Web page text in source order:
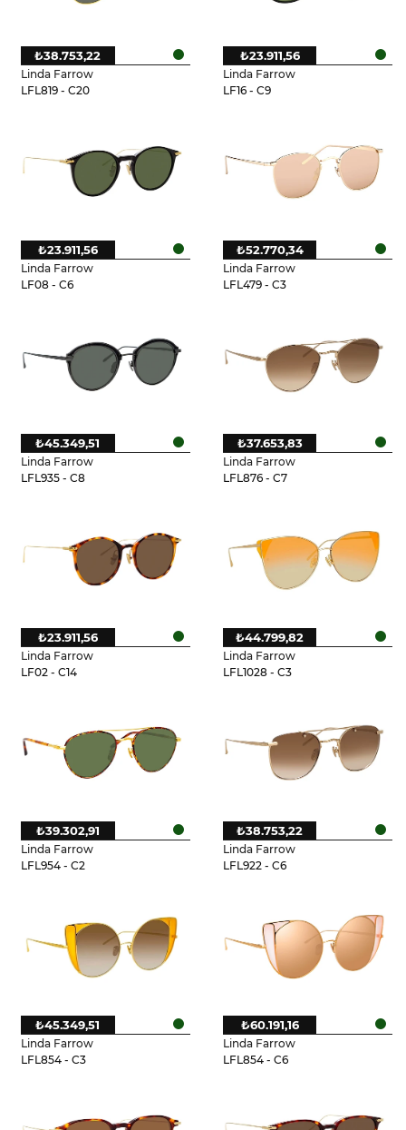
Linda Farrow
LFL819 - C20
₺38.753,22
Linda Farrow
LF16 - C9
₺23.911,56
Linda Farrow
LF08 - C6
₺23.911,56
Linda Farrow
LFL479 - C3
₺52.770,34
Linda Farrow
LFL935 - C8
₺45.349,51
Linda Farrow
LFL876 - C7
₺37.653,83
Linda Farrow
LF02 - C14
₺23.911,56
Linda Farrow
LFL1028 - C3
₺44.799,82
Linda Farrow
LFL954 - C2
₺39.302,91
Linda Farrow
LFL922 - C6
₺38.753,22
Linda Farrow
LFL854 - C3
₺45.349,51
Linda Farrow
LFL854 - C6
₺60.191,16